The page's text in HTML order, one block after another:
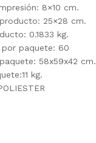
8×10 cm.
25×28 cm.
0.1833 kg.
por paquete: 60
58x59x42 cm.
kg.